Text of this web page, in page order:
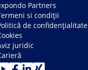
Partners
si condiții
de confidențialitate
juridic